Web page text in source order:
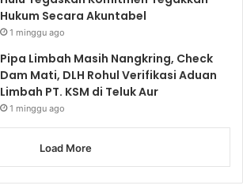
Hukum Secara Akuntabel
1 minggu ago
Pipa Limbah Masih Nangkring, Check
Dam Mati, DLH Rohul Verifikasi Aduan
Limbah PT. KSM di Teluk Aur
1 minggu ago
Load More